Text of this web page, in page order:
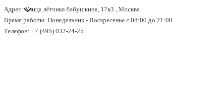
↓
Перейти
Адрес: Улица лётчика бабушкина, 17к3 , Москва
Время работы: Понедельник - Воскресенье с 08:00 до 21:00
Телефон: +7 (495) 032-24-25